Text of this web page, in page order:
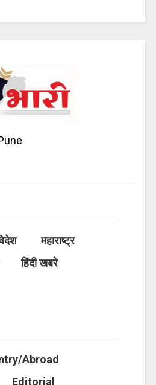
महाराष्ट्र
हिंदी खबरे
Abroad
Editorial